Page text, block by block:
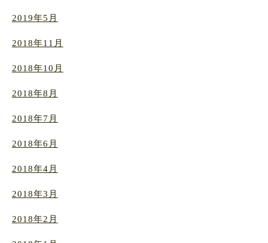
2019年5月
2018年11月
2018年10月
2018年8月
2018年7月
2018年6月
2018年4月
2018年3月
2018年2月